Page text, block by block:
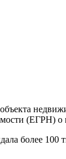
(ЕГРН) о
более